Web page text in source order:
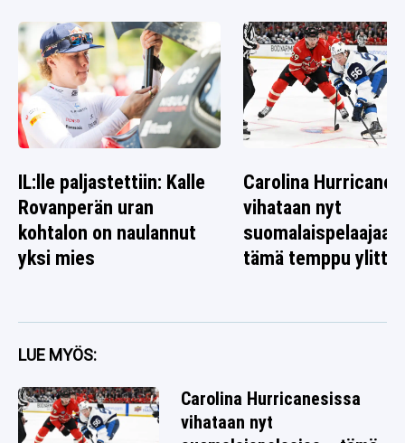
IL:lle paljastettiin: Kalle
Rovanperän uran
kohtalon on naulannut
yksi mies
Carolina
vihataan nyt
suomalaispelaajaa
tämä temppu ylitti
LUE MYÖS:
Carolina Hurricanesissa
vihataan nyt